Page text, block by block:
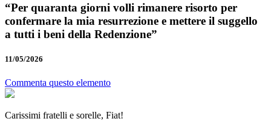
“Per quaranta giorni volli rimanere risorto per
confermare la mia resurrezione e mettere il suggello
a tutti i beni della Redenzione”
11/05/2026
Commenta questo elemento
Carissimi fratelli e sorelle, Fiat!